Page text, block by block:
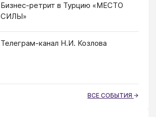
Бизнес-ретрит в Турцию «МЕСТО
СИЛЫ»
Телеграм-канал Н.И. Козлова
ВСЕ СОБЫТИЯ